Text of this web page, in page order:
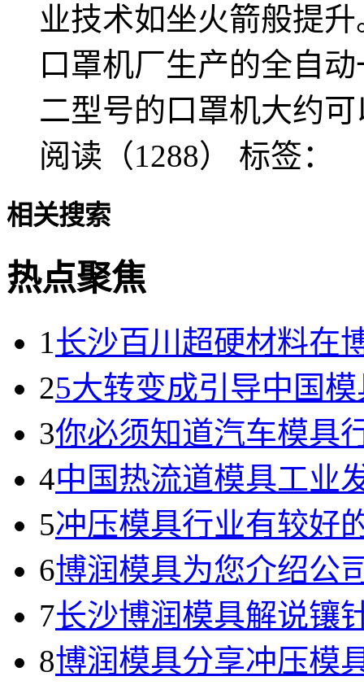
业技术如坐火箭般提
口罩机厂生产的全自
二型号的口罩机大约
阅读（1288） 标签：
相关搜索
热点聚焦
1长沙百川超硬材料在
25大转变成引导中国
3你必须知道汽车模具
4中国热流道模具工业
5冲压模具行业有较好
6博润模具为您介绍公
7长沙博润模具解说镶
8博润模具分享冲压模